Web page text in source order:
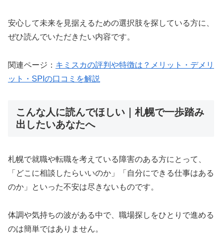
安心して未来を見据えるための選択肢を探している方に、
ぜひ読んでいただきたい内容です。
関連ページ： キミスカの評判や特徴は？メリット・デメリ
ット・SPIの口コミを解説
こんな人に読んでほしい｜札幌で一歩踏み
出したいあなたへ
札幌で就職や転職を考えている障害のある方にとって、
「どこに相談したらいいのか」「自分にできる仕事はある
のか」といった不安は尽きないものです。
体調や気持ちの波がある中で、職場探しをひとりで進める
のは簡単ではありません。